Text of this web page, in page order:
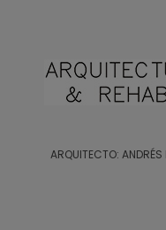
ARQUITECTO: